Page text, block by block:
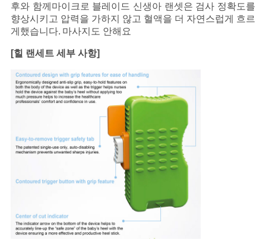
후와 함께 마이크로 블레이드 신생아 랜셋은 검사 정확도를
향상시키고 압력을 가하지 않고 혈액을 더 자연스럽게 흐르
게했습니다. 마사지도 안해요
[힐 랜세트 세부 사항]